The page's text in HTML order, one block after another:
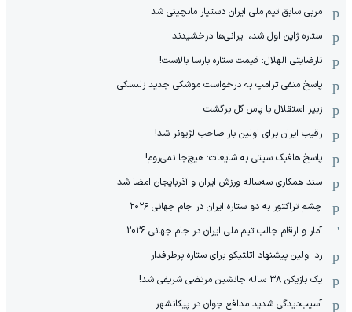
مربی سابق تیم ملی ایران دستیار مانچینی شد
ستاره ژاپن اول شد، ایرانی‌ها درخشیدند
نارضایتی الهلال: قیمت ستاره بارسا بالاست!
پاسخ منفی ترامپ به درخواست موشکی جدید زلنسکی
زبیر استقلال با پاس گل برگشت
رقیب ایران برای اولین بار صاحب لژیونر شد!
پاسخ هافبک سیتی به شایعات: هیچ‌جا نمی‌روم!
سند همکاری سه‌ساله‌ ‌ورزش ایران و آذربایجان امضا شد
چشم تراکتور به دو ستاره ایران در جام جهانی ۲۰۲۶
آمار و ارقام جالب تیم ملی ایران در جام جهانی 2026
رد اولین پیشنهاد اتلتیکو برای ستاره پرطرفدار
یک بازیکن ۳۸ ساله جانشین مرتضی شریفی شد!
آسیب‌دیدگی شدید مدافع جوان در پیکانشهر